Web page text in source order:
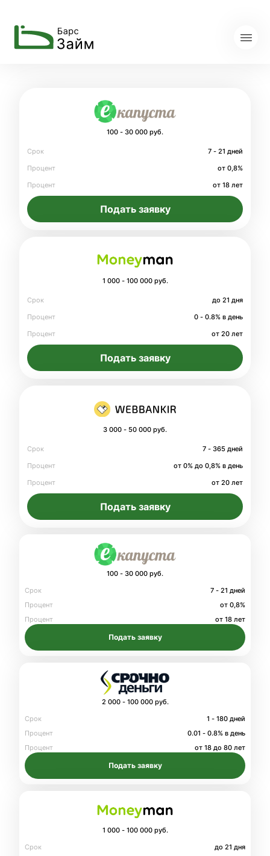
100 - 30 000 руб.
Срок
7 - 21 дней
Процент
от 0,8%
Процент
от 18 лет
Подать заявку
1 000 - 100 000 руб.
Срок
до 21 дня
Процент
0 - 0.8% в день
Процент
от 20 лет
Подать заявку
3 000 - 50 000 руб.
Срок
7 - 365 дней
Процент
от 0% до 0,8% в день
Процент
от 20 лет
Подать заявку
100 - 30 000 руб.
Срок
7 - 21 дней
Процент
от 0,8%
Процент
от 18 лет
Подать заявку
2 000 - 100 000 руб.
Срок
1 - 180 дней
Процент
0.01 - 0.8% в день
Процент
от 18 до 80 лет
Подать заявку
1 000 - 100 000 руб.
Срок
до 21 дня